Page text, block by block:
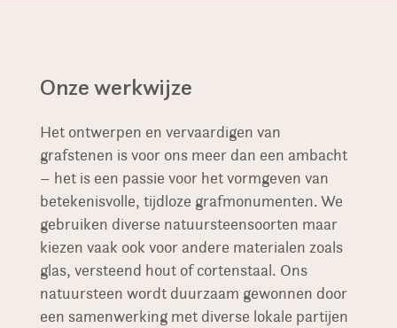
Onze werkwijze
Het ontwerpen en vervaardigen van
grafstenen is voor ons meer dan een ambacht
– het is een passie voor het vormgeven van
betekenisvolle, tijdloze grafmonumenten. We
gebruiken diverse natuursteensoorten maar
kiezen vaak ook voor andere materialen zoals
glas, versteend hout of cortenstaal. Ons
natuursteen wordt duurzaam gewonnen door
een samenwerking met diverse lokale partijen